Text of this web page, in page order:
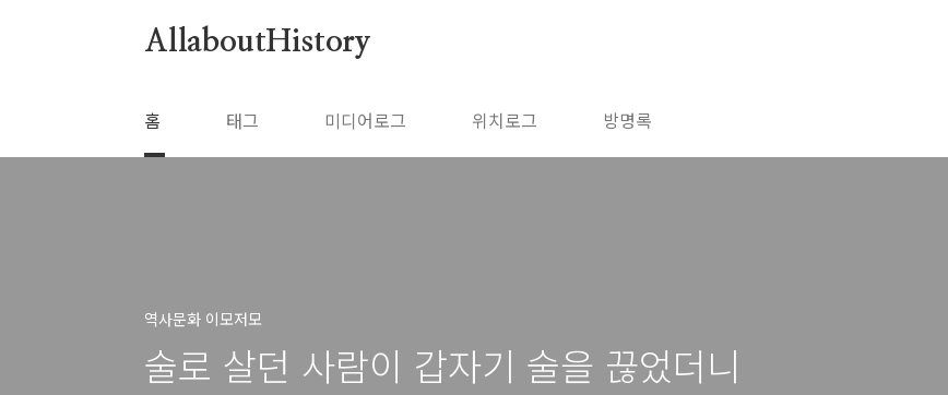
AllaboutHistory
홈 태그 미디어로그 위치로그 방명록
역사문화 이모저모
술로 살던 사람이 갑자기 술을 끊었더니